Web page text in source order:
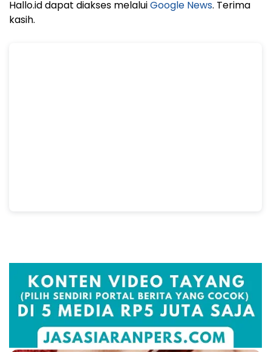
Hallo.id dapat diakses melaluiGoogle News. Terima
kasih.